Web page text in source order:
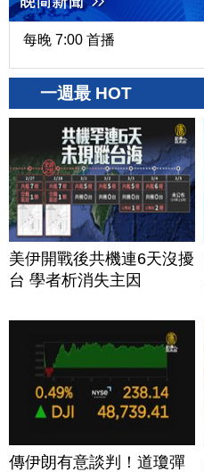
每晚 7:00 首播
一週最 HOT
美伊開戰後共機連6天沒擾
台 學者析消失主因
傳伊朗有意談判！道瓊彈